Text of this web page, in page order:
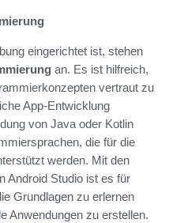
eingerichtet ist, stehen
an. Es ist hilfreich,
vertraut zu
App-Entwicklung
von Java oder Kotlin
die für die
werden. Mit den
Android Studio ist es für
Grundlagen zu erlernen
Anwendungen zu erstellen.